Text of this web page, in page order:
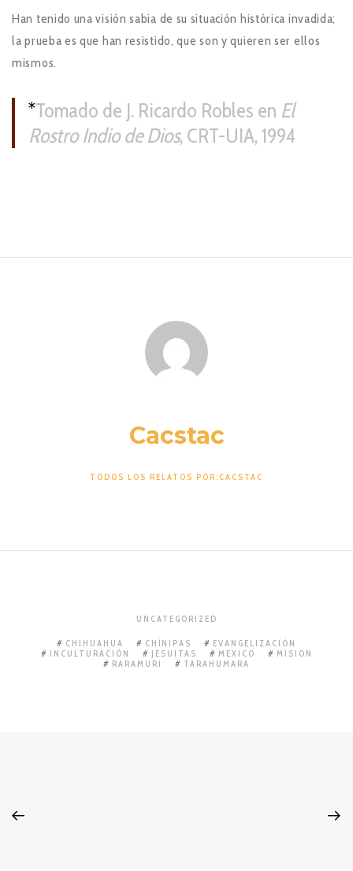
Han tenido una visión sabia de su situación histórica invadida;
la prueba es que han resistido, que son y quieren ser ellos
mismos.
*Tomado de J. Ricardo Robles en El
Rostro Indio de Dios, CRT-UIA, 1994
Cacstac
TODOS LOS RELATOS POR:CACSTAC
UNCATEGORIZED
CHIHUAHUA CHÍNIPAS
EVANGELIZACIÓN
INCULTURACIÓN
JESUITAS MEXICO
MISION
RARAMURI
TARAHUMARA